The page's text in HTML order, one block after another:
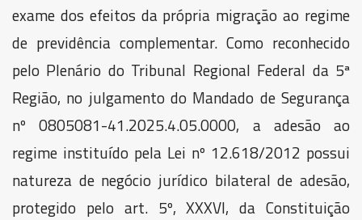
exame dos efeitos da própria migração ao regime
de previdência complementar. Como reconhecido
pelo Plenário do Tribunal Regional Federal da 5ª
Região, no julgamento do Mandado de Segurança
nº 0805081-41.2025.4.05.0000, a adesão ao
regime instituído pela Lei nº 12.618/2012 possui
natureza de negócio jurídico bilateral de adesão,
protegido pelo art. 5º, XXXVI, da Constituição